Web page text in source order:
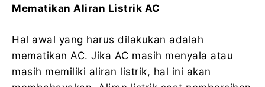
Mematikan Aliran Listrik AC
Hal awal yang harus dilakukan adalah
mematikan AC. Jika AC masih menyala atau
masih memiliki aliran listrik, hal ini akan